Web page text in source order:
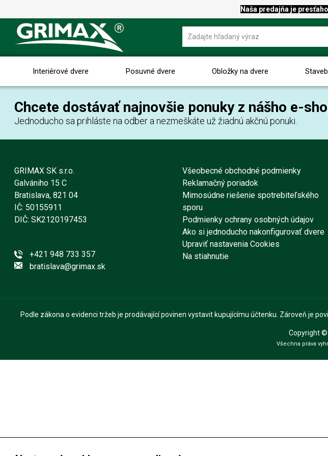
Naša predajňa je
Interiérové dvere Posuvné dvere Obložky na dvere
Chcete dostávať najnovšie ponuky z nášho e-
Jednoducho sa prihláste na odber a nezmeškáte už žiadnú akčnú ponuki.
GRIMAX SK s.r.o.
Galvániho 15 C
Bratislava, 821 04
IČ: 50155911
DIČ: SK2120197453
+421 948 733 357
bratislava@grimax.sk
Všeobecné obchodné podmienky
Reklamačný poriadok
Mimosúdne riešenie spotrebiteľského
sporu
Podmienky ochrany osobných údajov
Ako si jednoducho nakonfigurovať dvere
Upraviť nastavenia Cookies
Na stiahnutie
Podle zákona o evidenci tržeb je prodávající povinen vystavit kupujícímu účtenku. Zároveň je
Copyright ©
Všechna práva